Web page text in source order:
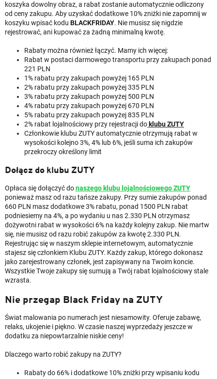
koszyka dowolny obraz, a rabat zostanie automatycznie odliczony
od ceny zakupu. Aby uzyskać dodatkowe 10% zniżki nie zapomnij w
koszyku wpisać kodu BLACKFRIDAY. Nie musisz się nigdzie
rejestrować, ani kupować za żadną minimalną kwotę.
Rabaty można również łączyć. Mamy ich więcej:
Rabat w postaci darmowego transportu przy zakupach ponad
221 PLN
1% rabatu przy zakupach powyżej 165 PLN
2% rabatu przy zakupach powyżej ​335 PLN​
3% rabatu przy zakupach powyżej 500 PLN​
4% rabatu przy zakupach powyżej 670 PLN
5% rabatu przy zakupach powyżej 835 PLN
2% rabat lojalnościowy przy rejestracji do klubu ZUTY
Członkowie klubu ZUTY automatycznie otrzymują rabat w
wysokości kolejno 3%, 4% lub 6%, jeśli suma ich zakupów
przekroczy określony limit
Dołącz do klubu ZUTY
Opłaca się dołączyć donaszego klubu lojalnościowego ZUTY
ponieważ masz od razu tańsze zakupy. Przy sumie zakupów ponad
660 PLN masz dodatkowe 3% rabatu, ponad 1500 PLN rabat
podniesiemy na 4%, a po wydaniu u nas 2.330 PLN otrzymasz
dożywotni rabat w wysokości 6% na każdy kolejny zakup. Nie martw
się, nie musisz od razu robić zakupów za kwotę 2.330 PLN.
Rejestrując się w naszym sklepie internetowym, automatycznie
stajesz się członkiem Klubu ZUTY. Każdy zakup, którego dokonasz
jako zarejestrowany członek, jest zapisywany na Twoim koncie.
Wszystkie Twoje zakupy się sumują a Twój rabat lojalnościowy stale
wzrasta.
Nie przegap Black Friday na ZUTY
Świat malowania po numerach jest niesamowity. Oferuje zabawę,
relaks, ukojenie i piękno. W czasie naszej wyprzedaży jeszcze w
dodatku za niepowtarzalnie niskie ceny!
Dlaczego warto robić zakupy na ZUTY?
Rabaty do 66% i dodatkowe 10% zniżki przy wpisaniu kodu